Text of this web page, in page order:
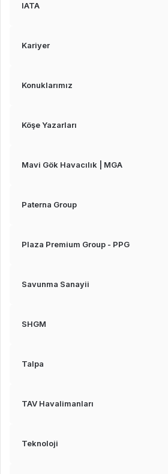
IATA
Kariyer
Konuklarımız
Köşe Yazarları
Mavi Gök Havacılık | MGA
Paterna Group
Plaza Premium Group - PPG
Savunma Sanayii
SHGM
Talpa
TAV Havalimanları
Teknoloji